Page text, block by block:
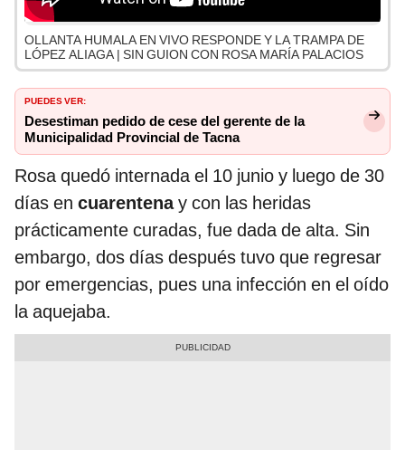
OLLANTA HUMALA EN VIVO RESPONDE Y LA TRAMPA DE
LÓPEZ ALIAGA | SIN GUION CON ROSA MARÍA PALACIOS
PUEDES VER:
Desestiman pedido de cese del gerente de la
Municipalidad Provincial de Tacna
Rosa quedó internada el 10 junio y luego de 30
días en cuarentenay con las heridas
prácticamente curadas, fue dada de alta. Sin
embargo, dos días después tuvo que regresar
por emergencias, pues una infección en el oído
la aquejaba.